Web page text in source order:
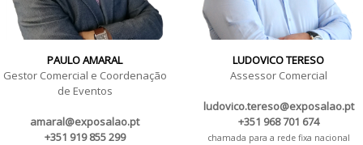
PAULO AMARAL
Gestor Comercial e Coordenação
de Eventos
amaral@exposalao.pt
+351 919 855 299
LUDOVICO TERESO
Assessor Comercial
ludovico.tereso@exposalao.pt
+351 968 701 674
chamada para a rede fixa nacional